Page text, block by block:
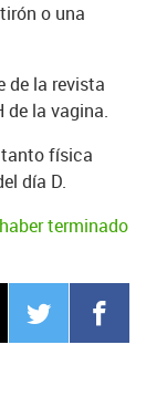
o una
de la revista
de la vagina.
tanto física
día D.
terminado